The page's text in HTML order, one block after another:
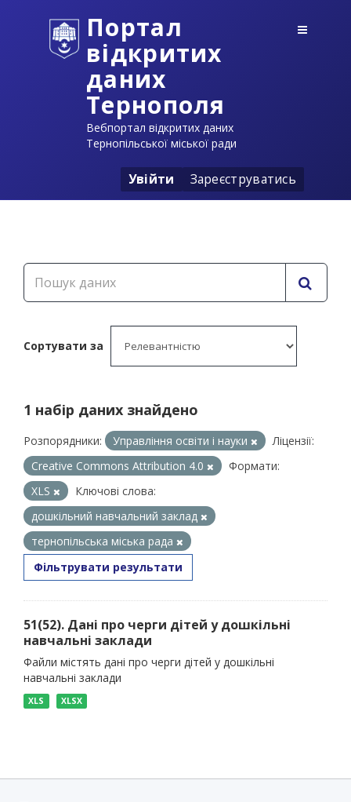
Портал
відкритих
даних
Тернополя
Вебпортал відкритих даних
Тернопільської міської ради
Увійти Зареєструватись
Сортувати за
1 набір даних знайдено
Розпорядники: Управління освіти і науки
Ліцензії:
Creative Commons Attribution 4.0
Формати:
XLS
Ключові слова:
дошкільний навчальний заклад
тернопільська міська рада
Фільтрувати результати
51(52). Дані про черги дітей у дошкільні
навчальні заклади
Файли містять дані про черги дітей у дошкільні
навчальні заклади
XLS XLSX